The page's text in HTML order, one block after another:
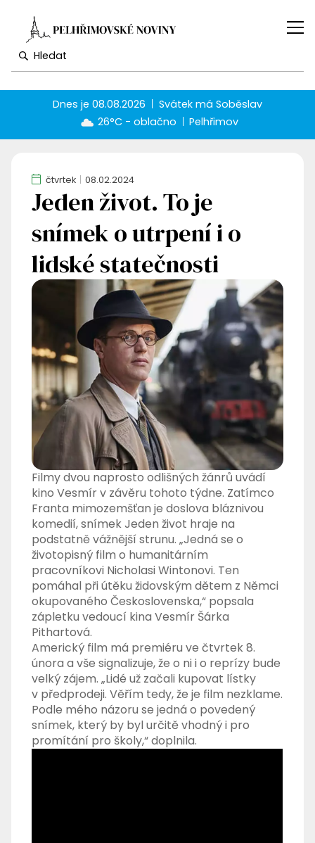
Dnes je08.08.2026 Svátek má Soběslav
26°C - oblačno
Pelhřimov
čtvrtek 08.02.2024
Jeden život. To je
snímek o utrpení i o
lidské statečnosti
Filmy dvou naprosto odlišných žánrů uvádí
kino Vesmír v závěru tohoto týdne. Zatímco
Franta mimozemšťan je doslova bláznivou
komedií, snímek Jeden život hraje na
podstatně vážnější strunu. „Jedná se o
životopisný film o humanitárním
pracovníkovi Nicholasi Wintonovi. Ten
pomáhal při útěku židovským dětem z Němci
okupovaného Československa,“ popsala
zápletku vedoucí kina Vesmír Šárka
Pithartová.
Americký film má premiéru ve čtvrtek 8.
února a vše signalizuje, že o ni i o reprízy bude
velký zájem. „Lidé už začali kupovat lístky
v předprodeji. Věřím tedy, že je film nezklame.
Podle mého názoru se jedná o povedený
snímek, který by byl určitě vhodný i pro
promítání pro školy,“ doplnila.